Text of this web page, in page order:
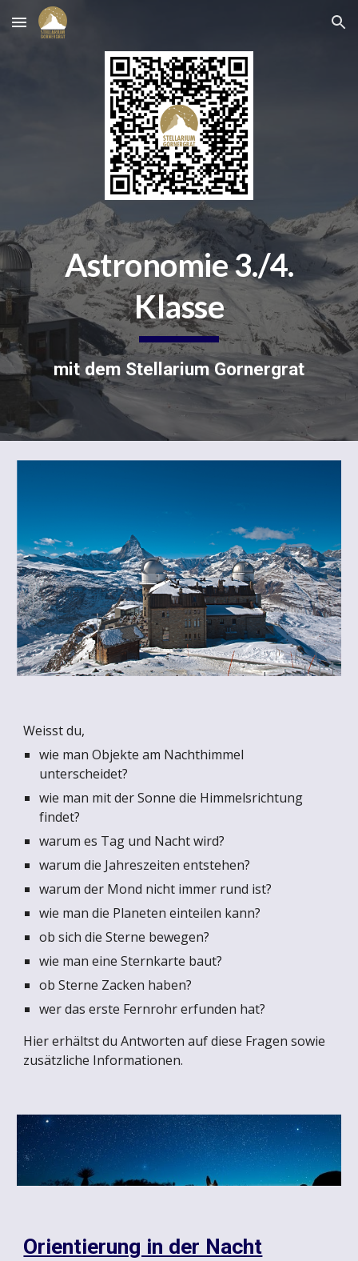
Skip to main content Skip to navigation
Astronomie 3./4.
Klasse
mit dem Stellarium Gornergrat
Weisst du,
wie man Objekte am Nachthimmel
unterscheidet?
wie man mit der Sonne die Himmelsrichtung
findet?
warum es Tag und Nacht wird?
warum die Jahreszeiten entstehen?
warum der Mond nicht immer rund ist?
wie man die Planeten einteilen kann?
ob sich die Sterne bewegen?
wie man eine Sternkarte baut?
ob Sterne Zacken haben?
wer das erste Fernrohr erfunden hat?
Hier erhältst du Antworten auf diese Fragen sowie
zusätzliche Informationen.
Orientierung in der Nacht